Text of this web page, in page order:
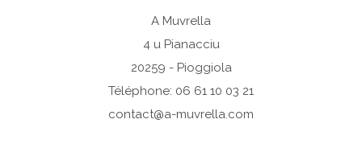
A Muvrella
4 u Pianacciu
20259 - Pioggiola
Téléphone: 06 61 10 03 21
contact@a-muvrella.com